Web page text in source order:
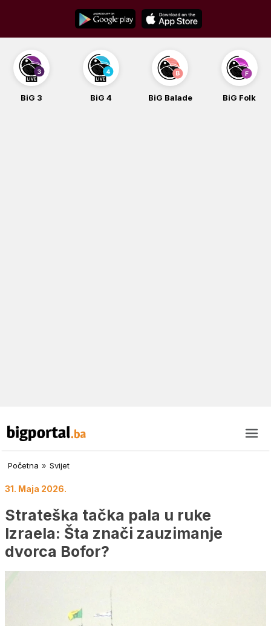
content
BiG 3 BiG 4 BiG Balade BiG Folk
Početna » Svijet
31. Maja 2026.
Strateška tačka pala u ruke
Izraela: Šta znači zauzimanje
dvorca Bofor?